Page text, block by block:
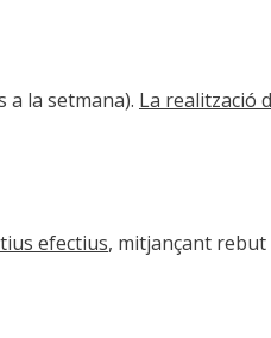
a la setmana). La realització
efectius, mitjançant rebut